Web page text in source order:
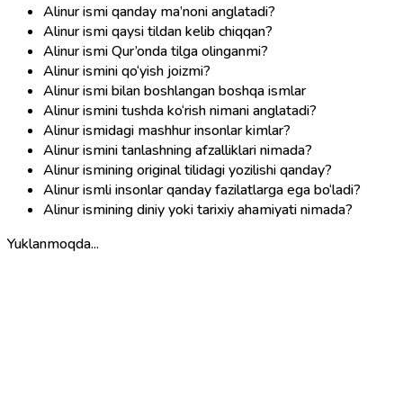
Alinur ismi qanday ma’noni anglatadi?
Alinur ismi qaysi tildan kelib chiqqan?
Alinur ismi Qur’onda tilga olinganmi?
Alinur ismini qo‘yish joizmi?
Alinur ismi bilan boshlangan boshqa ismlar
Alinur ismini tushda ko‘rish nimani anglatadi?
Alinur ismidagi mashhur insonlar kimlar?
Alinur ismini tanlashning afzalliklari nimada?
Alinur ismining original tilidagi yozilishi qanday?
Alinur ismli insonlar qanday fazilatlarga ega bo‘ladi?
Alinur ismining diniy yoki tarixiy ahamiyati nimada?
Yuklanmoqda...